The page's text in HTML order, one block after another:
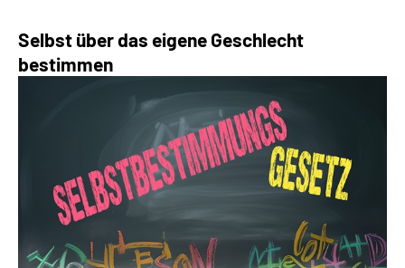
Selbst über das eigene Geschlecht
bestimmen